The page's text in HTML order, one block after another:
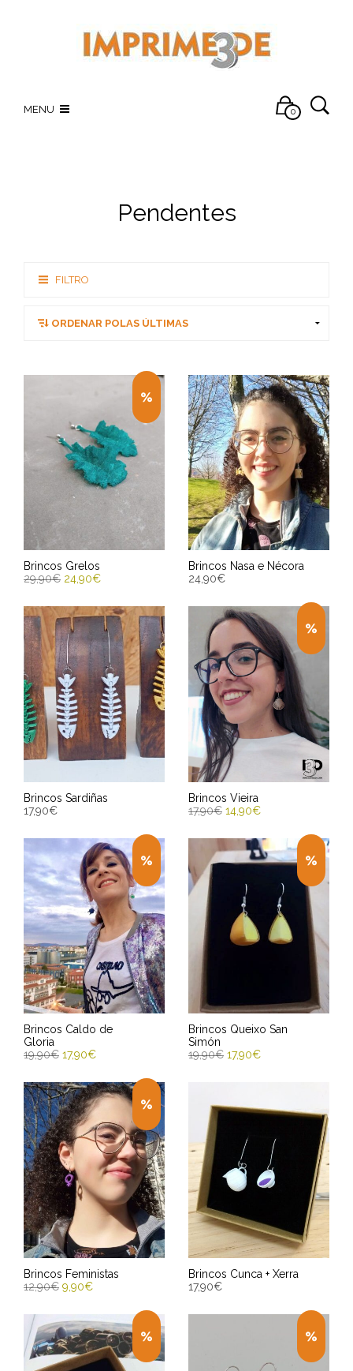
MENU 0
Pendentes
FILTRO
Brincos Grelos
29,90€ 24,90€
ENGADIR AO CARRIÑO
Entrega Estimada entre
13/08/2026 - 15/08/2026
Brincos Nasa e Nécora
24,90€
ENGADIR AO CARRIÑO
Entrega Estimada entre
13/08/2026 - 15/08/2026
Brincos Sardiñas
17,90€
SELECCIONAR OPCIÓNS
Entrega Estimada entre
13/08/2026 - 15/08/2026
Brincos Vieira
17,90€ 14,90€
ENGADIR AO CARRIÑO
Entrega Estimada entre
13/08/2026 - 15/08/2026
Brincos Caldo de
Gloria
19,90€ 17,90€
ENGADIR AO CARRIÑO
Entrega Estimada entre
13/08/2026 - 15/08/2026
Brincos Queixo San
Simón
19,90€ 17,90€
Entrega Estimada entre
13/08/2026 - 15/08/2026
Brincos Feministas
12,90€ 9,90€
ENGADIR AO CARRIÑO
Entrega Estimada entre
13/08/2026 - 15/08/2026
Brincos Cunca + Xerra
17,90€
ENGADIR AO CARRIÑO
13/08/2026 - 15/08/2026